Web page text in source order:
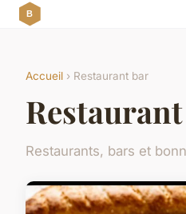
Accueil › Restaurant bar
Restaurants, bars et